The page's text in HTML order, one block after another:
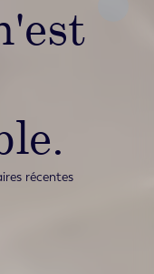
récentes